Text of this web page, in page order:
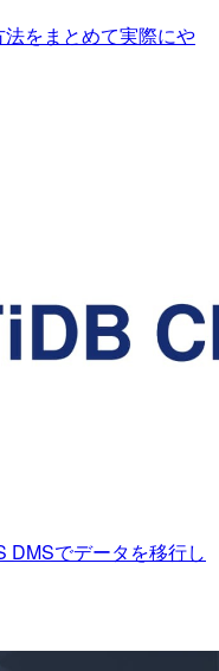
をまとめて実際にや
DMSでデータを移行し